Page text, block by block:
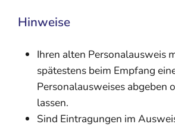
Hinweise
Ihren alten Personalausweis
spätestens beim Empfang
Personalausweises abgeben
lassen.
Sind Eintragungen im